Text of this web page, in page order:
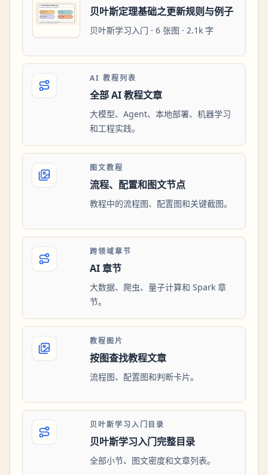
贝叶斯定理基础之更新规则与例子
贝叶斯学习入门 · 6 张图 · 2.1k 字
AI 教程列表
全部 AI 教程文章
大模型、Agent、本地部署、机器学习
和工程实践。
图文教程
流程、配置和图文节点
教程中的流程图、配置图和关键截图。
跨领域章节
AI 章节
大数据、爬虫、量子计算和 Spark 章
节。
教程图片
按图查找教程文章
流程图、配置图和判断卡片。
贝叶斯学习入门目录
贝叶斯学习入门完整目录
全部小节、图文密度和文章列表。